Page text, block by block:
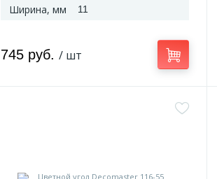
Ширина, мм 11
745 руб. / шт